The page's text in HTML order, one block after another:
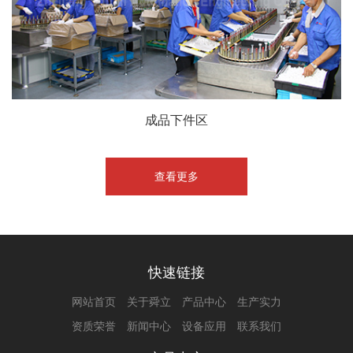
成品下件区
查看更多
快速链接
网站首页 关于舜立 产品中心
生产实力
资质荣誉
新闻中心 设备应用 联系我们